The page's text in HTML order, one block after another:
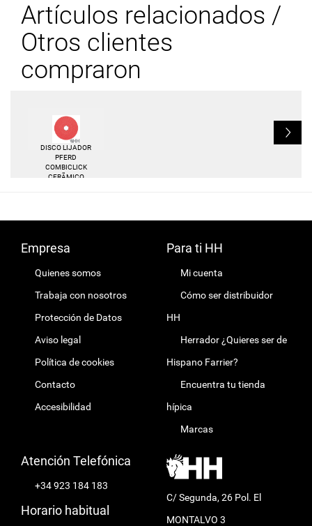
Artículos relacionados /
Otros clientes
compraron
DISCO LIJADOR
PFERD
COMBICLICK
CERÃMICO
L
Empresa
Quienes somos
Trabaja con nosotros
Protección de Datos
Aviso legal
Política de cookies
Contacto
Accesibilidad
Para ti HH
Mi cuenta
Cómo ser distribuidor
HH
Herrador ¿Quieres ser de
Hispano Farrier?
Encuentra tu tienda
hípica
Marcas
Atención Telefónica
+34 923 184 183
Horario habitual
C/ Segunda, 26 Pol. El
MONTALVO 3